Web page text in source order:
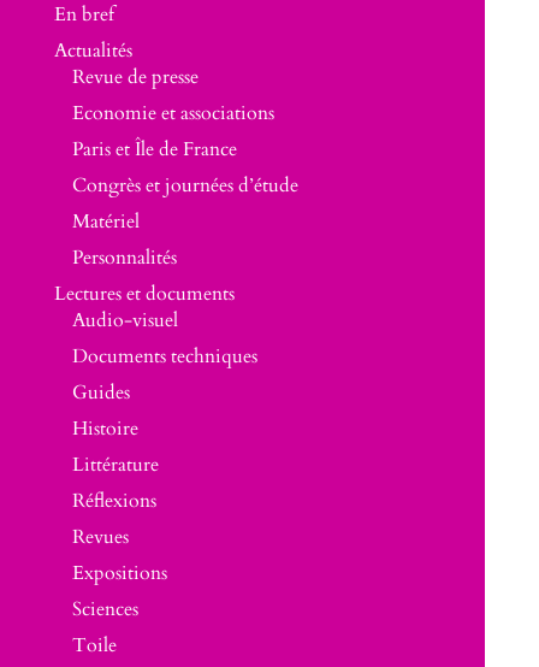
En bref
Actualités
Revue de presse
Economie et associations
Paris et Île de France
Congrès et journées d’étude
Matériel
Personnalités
Lectures et documents
Audio-visuel
Documents techniques
Guides
Histoire
Littérature
Réflexions
Revues
Expositions
Sciences
Toile